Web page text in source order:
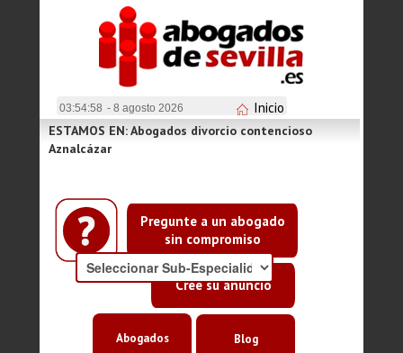
03:54:58 - 8 agosto 2026 Inicio
Pregunte a un abogado
sin compromiso
Cree su anuncio
ESTAMOS EN: Abogados divorcio contencioso
Aznalcázar
Abogados Blog